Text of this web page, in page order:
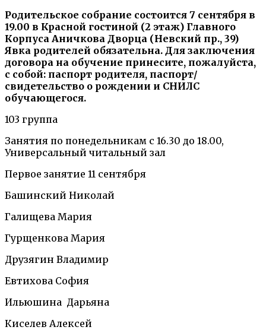
Родительское собрание состоится 7 сентября в
19.00 в Красной гостиной (2 этаж) Главного
Корпуса Аничкова Дворца (Невский пр., 39)
Явка родителей обязательна. Для заключения
договора на обучение принесите, пожалуйста,
с собой: паспорт родителя, паспорт/
свидетельство о рождении и СНИЛС
обучающегося.
103 группа
Занятия по понедельникам с 16.30 до 18.00,
Универсальный читальный зал
Первое занятие 11 сентября
Башинский Николай
Галищева Мария
Гурщенкова Мария
Друзягин Владимир
Евтихова София
Ильюшина Дарьяна
Киселев Алексей